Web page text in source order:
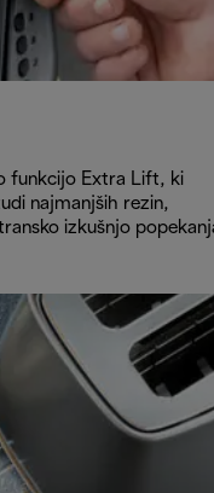
funkcijo Extra Lift, ki
najmanjših rezin,
izkušnjo